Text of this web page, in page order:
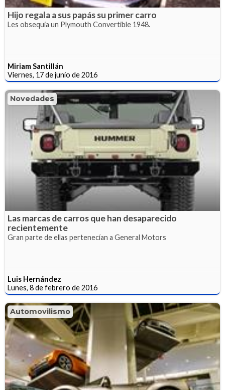
Hijo regala a sus papás su primer carro
Les obsequia un Plymouth Convertible 1948.
Miriam Santillán
Viernes, 17 de junio de 2016
Novedades
Las marcas de carros que han desaparecido
recientemente
Gran parte de ellas pertenecían a General Motors
Luis Hernández
Lunes, 8 de febrero de 2016
Automovilismo